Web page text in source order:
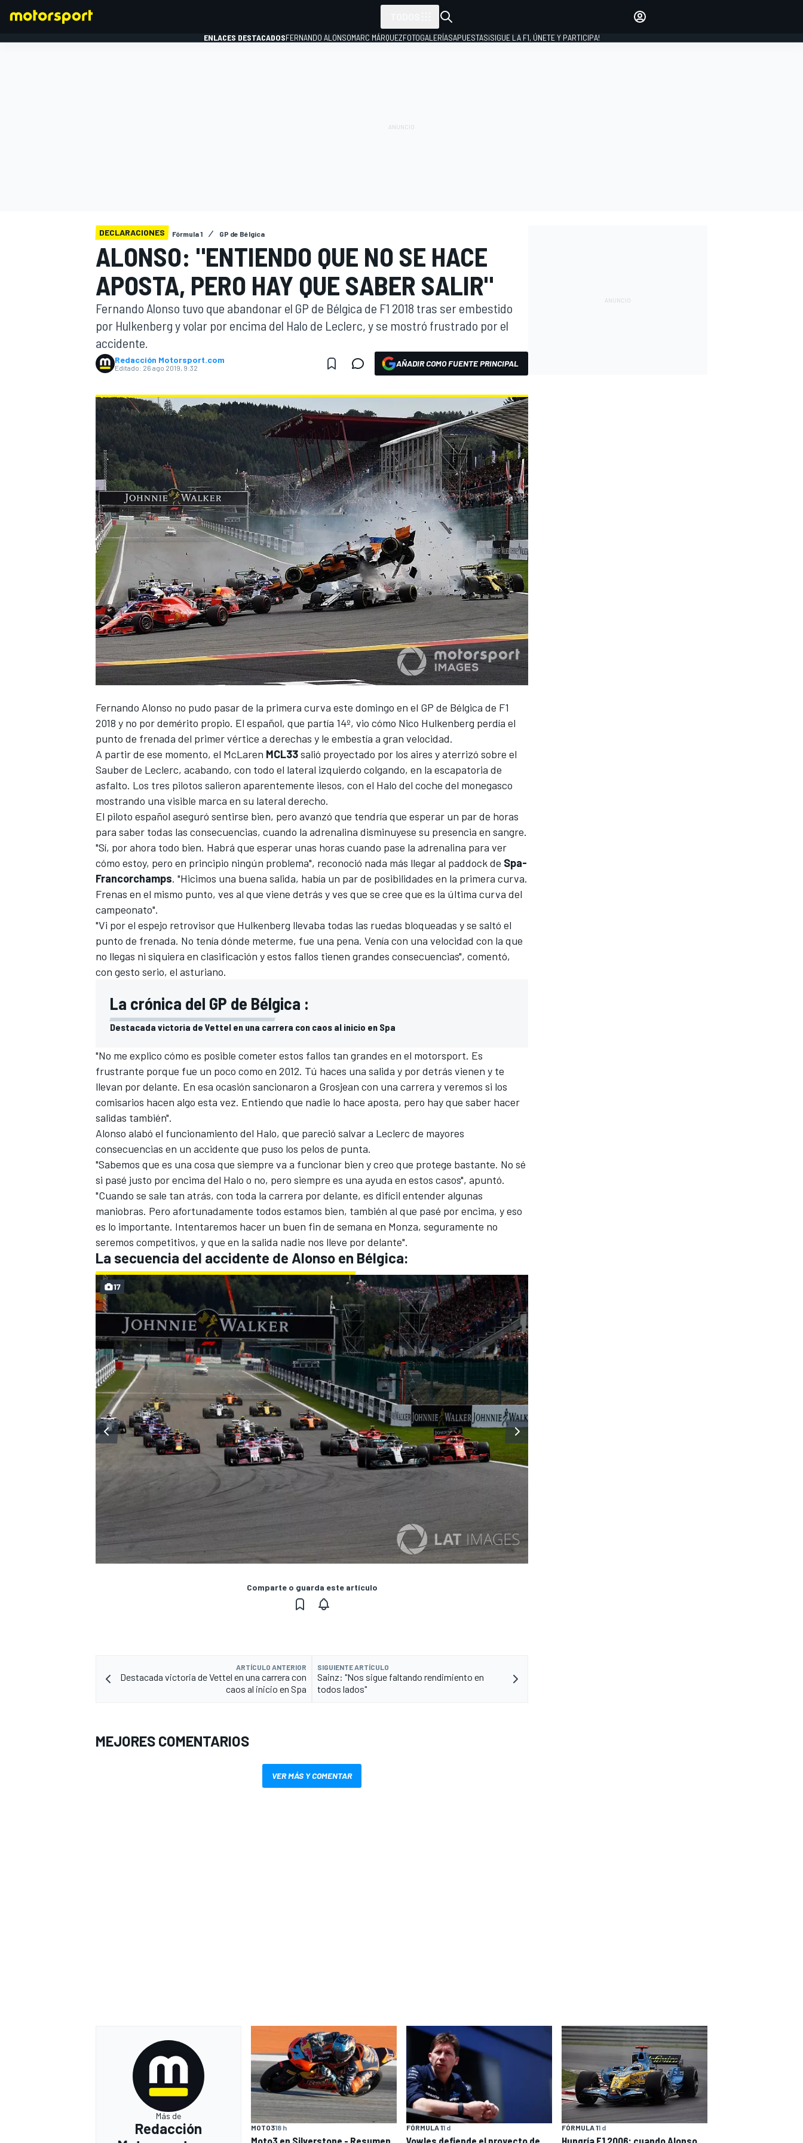
WEC FÓRMULA E
MÁS CATEGORÍAS
ENLACES DESTACADOSFERNANDO ALONSOMARC MÁRQUEZFOTOGALERÍASAPUESTAS¡SIGUE LA F1, ÚNETE Y PARTICIPA!
DECLARACIONES Fórmula 1 GP de Bélgica
ALONSO: "ENTIENDO QUE NO SE HACE
APOSTA, PERO HAY QUE SABER SALIR"
Fernando Alonso tuvo que abandonar el GP de Bélgica de F1 2018 tras ser embestido
por Hulkenberg y volar por encima del Halo de Leclerc, y se mostró frustrado por el
accidente.
Redacción Motorsport.com
Editado: 26 ago 2019, 9:32 AÑADIR COMO FUENTE PRINCIPAL
Fernando Alonso no pudo pasar de la primera curva este domingo en el GP de Bélgica de F1
2018 y no por demérito propio. El español, que partía 14º, vio cómo Nico Hulkenberg perdía el
punto de frenada del primer vértice a derechas y le embestía a gran velocidad.
A partir de ese momento, el McLaren MCL33salió proyectado por los aires y aterrizó sobre el
Sauber de Leclerc, acabando, con todo el lateral izquierdo colgando, en la escapatoria de
asfalto. Los tres pilotos salieron aparentemente ilesos, con el Halo del coche del monegasco
mostrando una visible marca en su lateral derecho.
El piloto español aseguró sentirse bien, pero avanzó que tendría que esperar un par de horas
para saber todas las consecuencias, cuando la adrenalina disminuyese su presencia en sangre.
"Sí, por ahora todo bien. Habrá que esperar unas horas cuando pase la adrenalina para ver
cómo estoy, pero en principio ningún problema", reconoció nada más llegar al paddock de Spa-
Francorchamps. "Hicimos una buena salida, había un par de posibilidades en la primera curva.
Frenas en el mismo punto, ves al que viene detrás y ves que se cree que es la última curva del
campeonato".
"Vi por el espejo retrovisor que Hulkenberg llevaba todas las ruedas bloqueadas y se saltó el
punto de frenada. No tenía dónde meterme, fue una pena. Venía con una velocidad con la que
no llegas ni siquiera en clasificación y estos fallos tienen grandes consecuencias", comentó,
con gesto serio, el asturiano.
La crónica del GP de Bélgica :
Destacada victoria de Vettel en una carrera con caos al inicio en Spa
"No me explico cómo es posible cometer estos fallos tan grandes en el motorsport. Es
frustrante porque fue un poco como en 2012. Tú haces una salida y por detrás vienen y te
llevan por delante. En esa ocasión sancionaron a Grosjean con una carrera y veremos si los
comisarios hacen algo esta vez. Entiendo que nadie lo hace aposta, pero hay que saber hacer
salidas también".
Alonso alabó el funcionamiento del Halo, que pareció salvar a Leclerc de mayores
consecuencias en un accidente que puso los pelos de punta.
"Sabemos que es una cosa que siempre va a funcionar bien y creo que protege bastante. No sé
si pasé justo por encima del Halo o no, pero siempre es una ayuda en estos casos", apuntó.
"Cuando se sale tan atrás, con toda la carrera por delante, es difícil entender algunas
maniobras. Pero afortunadamente todos estamos bien, también al que pasé por encima, y eso
es lo importante. Intentaremos hacer un buen fin de semana en Monza, seguramente no
seremos competitivos, y que en la salida nadie nos lleve por delante".
La secuencia del accidente de Alonso en Bélgica:
17
Comparte o guarda este artículo
ARTÍCULO ANTERIOR
Destacada victoria de Vettel en una carrera con
caos al inicio en Spa
SIGUIENTE ARTÍCULO
Sainz: "Nos sigue faltando rendimiento en
todos lados"
MEJORES COMENTARIOS
VER MÁS Y COMENTAR
Más de
Redacción
MOTO318 h FÓRMULA 11 d FÓRMULA 11 d